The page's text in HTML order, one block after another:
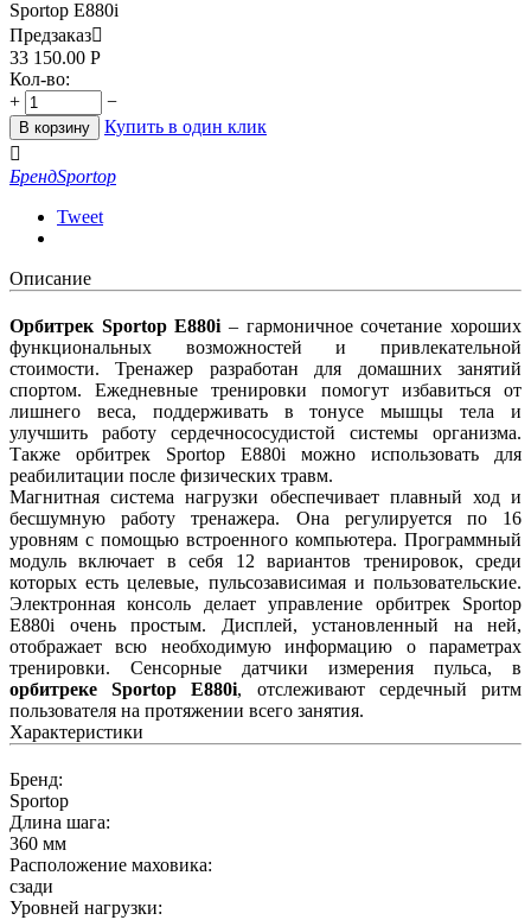
Sportop E880i
Предзаказ
33 150.00 Р
Кол-во:
+
−
В корзину
Купить в один клик

БрендSportop
Tweet
Описание
Орбитрек Sportop E880i – гармоничное сочетание хороших
функциональных возможностей и привлекательной
стоимости. Тренажер разработан для домашних занятий
спортом. Ежедневные тренировки помогут избавиться от
лишнего веса, поддерживать в тонусе мышцы тела и
улучшить работу сердечнососудистой системы организма.
Также орбитрек Sportop E880i можно использовать для
реабилитации после физических травм.
Магнитная система нагрузки обеспечивает плавный ход и
бесшумную работу тренажера. Она регулируется по 16
уровням с помощью встроенного компьютера. Программный
модуль включает в себя 12 вариантов тренировок, среди
которых есть целевые, пульсозависимая и пользовательские.
Электронная консоль делает управление орбитрек Sportop
E880i очень простым. Дисплей, установленный на ней,
отображает всю необходимую информацию о параметрах
тренировки. Сенсорные датчики измерения пульса, в
орбитреке Sportop E880i, отслеживают сердечный ритм
пользователя на протяжении всего занятия.
Характеристики
Бренд:
Sportop
Длина шага:
360 мм
Расположение маховика:
сзади
Уровней нагрузки: